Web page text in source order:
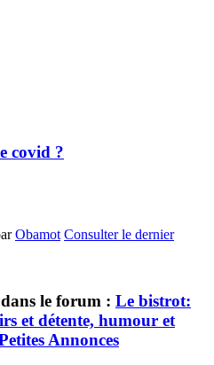
covid ?
Obamot Consulter le dernier
le forum : Le bistrot:
et détente, humour et
Annonces